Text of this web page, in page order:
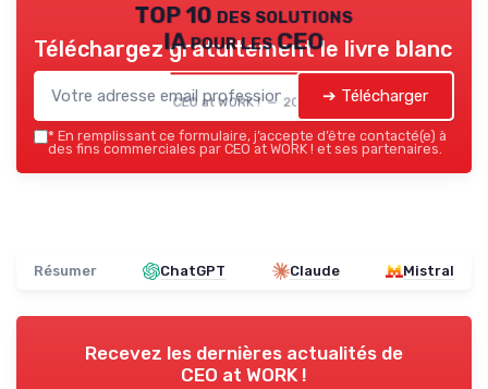
TOP 10 des solutions
IA pour les CEO
CEO at WORK ! — 2026
Téléchargez gratuitement le livre blanc
➔ Télécharger
* En remplissant ce formulaire, j’accepte d’être contacté(e) à
des fins commerciales par CEO at WORK ! et ses partenaires.
Résumer ChatGPT Claude Mistral
Recevez les dernières actualités de
CEO at WORK !